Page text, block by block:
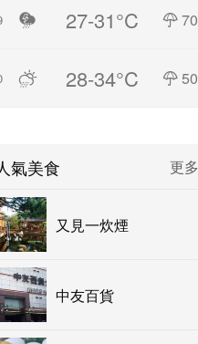
27-31°C
28-34°C
氣美食 更多
又見一炊煙
中友百貨